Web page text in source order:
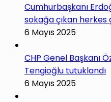
Cumhurbaşkanı
sokağa çıkan
6 Mayıs 2025
CHP Genel Başkanı
Tengioğlu tutuklandı
6 Mayıs 2025